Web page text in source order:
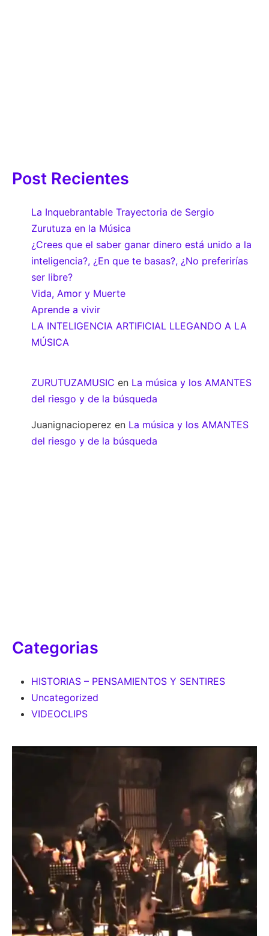
Post Recientes
La Inquebrantable Trayectoria de Sergio
Zurutuza en la Música
¿Crees que el saber ganar dinero está unido a la
inteligencia?, ¿En que te basas?, ¿No preferirías
ser libre?
Vida, Amor y Muerte
Aprende a vivir
LA INTELIGENCIA ARTIFICIAL LLEGANDO A LA
MÚSICA
ZURUTUZAMUSIC en La música y los AMANTES
del riesgo y de la búsqueda
Juanignacioperez en La música y los AMANTES
del riesgo y de la búsqueda
Categorias
HISTORIAS – PENSAMIENTOS Y SENTIRES
Uncategorized
VIDEOCLIPS